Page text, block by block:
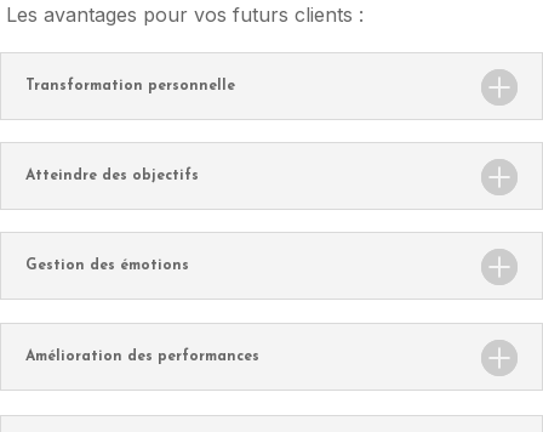
Les avantages pour vos futurs clients :
Transformation personnelle
Atteindre des objectifs
Gestion des émotions
Amélioration des performances